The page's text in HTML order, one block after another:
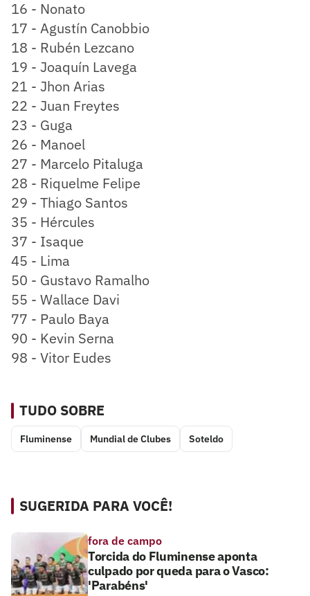
16 - Nonato
17 - Agustín Canobbio
18 - Rubén Lezcano
19 - Joaquín Lavega
21 - Jhon Arias
22 - Juan Freytes
23 - Guga
26 - Manoel
27 - Marcelo Pitaluga
28 - Riquelme Felipe
29 - Thiago Santos
35 - Hércules
37 - Isaque
45 - Lima
50 - Gustavo Ramalho
55 - Wallace Davi
77 - Paulo Baya
90 - Kevin Serna
98 - Vitor Eudes
TUDO SOBRE
Fluminense Mundial de Clubes Soteldo
SUGERIDA PARA VOCÊ!
fora de campo
Torcida do Fluminense aponta
culpado por queda para o Vasco:
'Parabéns'